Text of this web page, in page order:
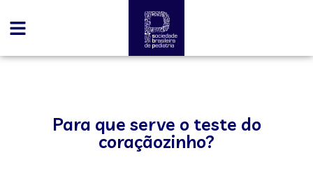
Para que serve o teste do
coraçãozinho?